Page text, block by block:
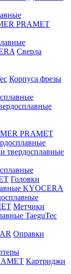
PRAMET
Сверла
Корпуса фрезы
PRAMET
твердосплавные
Головки
KYOCERA
Метчики
TaeguTec
Оправки
Картриджи